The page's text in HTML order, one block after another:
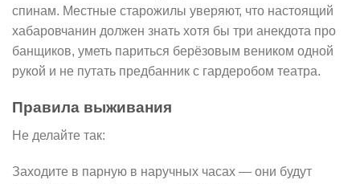
спинам. Местные старожилы уверяют, что настоящий
хабаровчанин должен знать хотя бы три анекдота про
банщиков, уметь париться берёзовым веником одной
рукой и не путать предбанник с гардеробом театра.
Правила выживания
Не делайте так:
Заходите в парную в наручных часах — они будут